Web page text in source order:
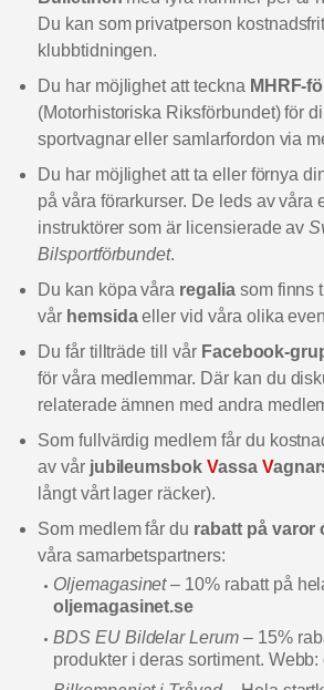
Du kan som privatperson
klubbtidningen.
Du har möjlighet att teckna MHRF-
(Motorhistoriska Riksförbundet) för
sportvagnar eller samlarfordon via
Du har möjlighet att ta eller förnya
på våra förarkurser. De leds av våra
instruktörer som är licensierade av
Bilsportförbundet.
Du kan köpa våra regaliasom finns
vår hemsidaeller vid våra olika
Du får tillträde till vår Facebook-
för våra medlemmar. Där kan du
relaterade ämnen med andra
Som fullvärdig medlem får du
av vår jubileumsbokVassa V
långt vårt lager räcker).
Som medlem får du rabatt på varor
våra samarbetspartners:
Oljemagasinet– 10% rabatt på
oljemagasinet.se
BDS EU Bildelar Lerum – 15%
produkter i deras sortiment. Webb: